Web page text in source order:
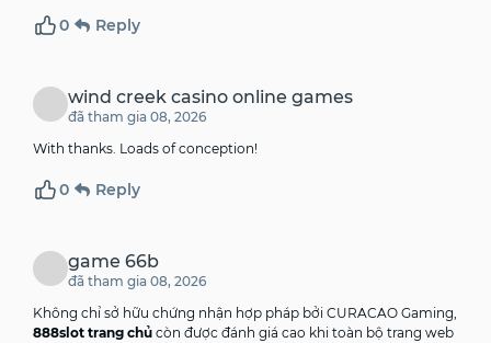
0 Reply
wind creek casino online games
đã tham gia 08, 2026
With thanks. Loads of conception!
0 Reply
game 66b
đã tham gia 08, 2026
Không chỉ sở hữu chứng nhận hợp pháp bởi CURACAO Gaming,
888slot trang chủ còn được đánh giá cao khi toàn bộ trang web